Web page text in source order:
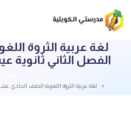
لغة عربية الثروة
الفصل الثاني ثانوية عيسى
لغة عربية الثروة اللغوية الصف الحادي عشر